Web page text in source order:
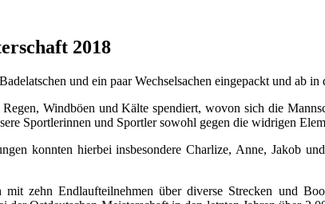
2018
und ein paar Wechselsachen eingepackt und ab
Windböen und Kälte spendiert, wovon sich die
Sportlerinnen und Sportler sowohl gegen die widrigen
konnten hierbei insbesondere Charlize, Anne, Jakob
zehn Endlaufteilnehmen über diverse Strecken und